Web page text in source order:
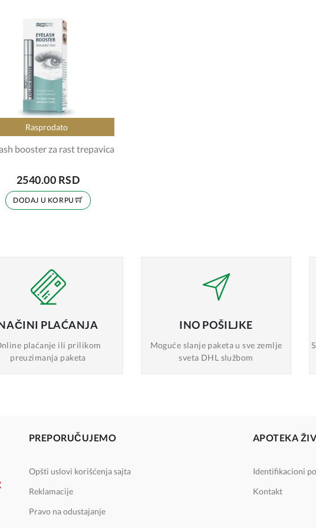
Rasprodato
booster za rast trepavica
2540.00 RSD
DODAJ U KORPU
PLAĆANJA
plaćanje ili prilikom
preuzimanja paketa
INO POŠILJKE
Moguće slanje paketa u sve zemlje
sveta DHL službom
PREPORUČUJEMO
Opšti uslovi korišćenja sajta
Reklamacije
Pravo na odustajanje
APOTEKA
Identifikacioni
Kontakt